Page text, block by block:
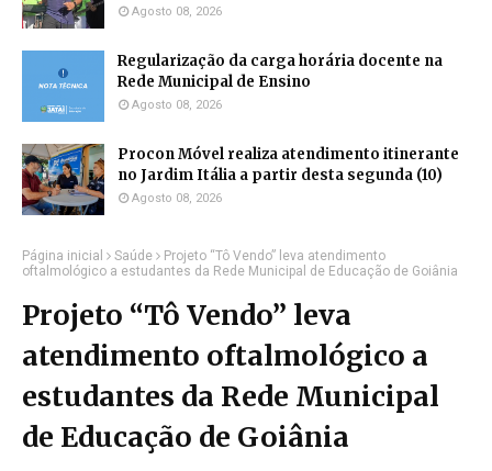
Agosto 08, 2026
Regularização da carga horária docente na
Rede Municipal de Ensino
Agosto 08, 2026
Procon Móvel realiza atendimento itinerante
no Jardim Itália a partir desta segunda (10)
Agosto 08, 2026
Página inicial Saúde
Projeto “Tô Vendo” leva atendimento
oftalmológico a estudantes da Rede Municipal de Educação de Goiânia
Projeto “Tô Vendo” leva
atendimento oftalmológico a
estudantes da Rede Municipal
de Educação de Goiânia